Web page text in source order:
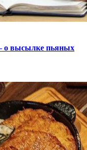
высылке пьяных